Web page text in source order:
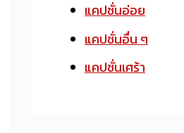
แคปชั่นอ่อย
แคปชั่นอื่น ๆ
แคปชั่นเศร้า